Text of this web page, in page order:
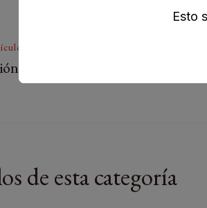
anterior
Abril 2022
de esta categoría
Esto